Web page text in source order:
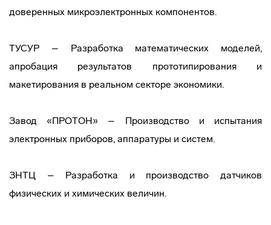
доверенных микроэлектронных компонентов.
ТУСУР – Разработка математических моделей,
апробация результатов прототипирования и
макетирования в реальном секторе экономики.
Завод «ПРОТОН» – Производство и испытания
электронных приборов, аппаратуры и систем.
ЗНТЦ – Разработка и производство датчиков
физических и химических величин.